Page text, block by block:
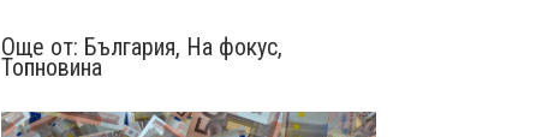
Още от: България, На фокус,
Топновина